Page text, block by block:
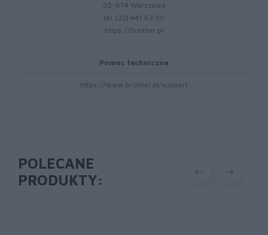
02-674 Warszawa
tel. (22) 441 63 00
https://brother.pl
Pomoc techniczna
https://www.brother.pl/support
POLECANE
PRODUKTY: